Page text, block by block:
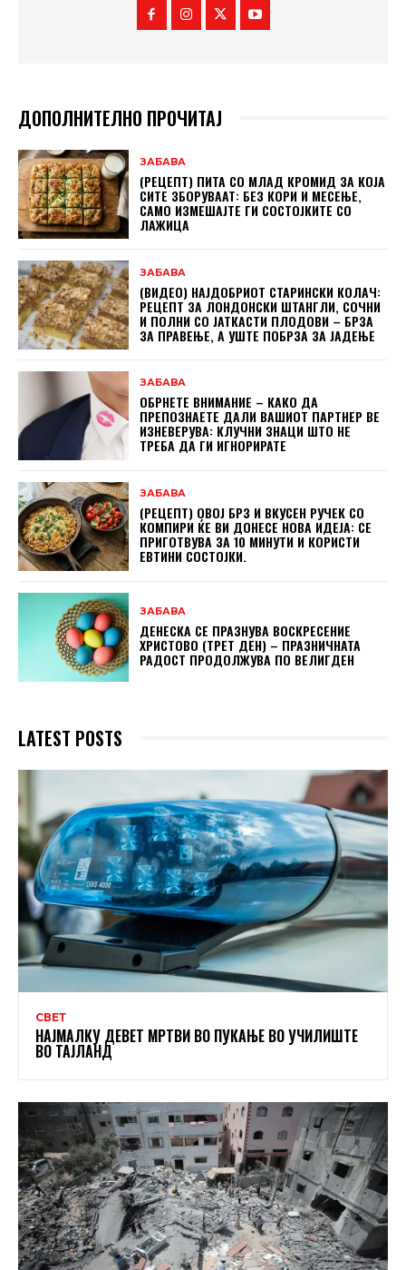
ДОПОЛНИТЕЛНО ПРОЧИТАЈ
ЗАБАВА
(РЕЦЕПТ) ПИТА СО МЛАД КРОМИД ЗА КОЈА
СИТЕ ЗБОРУВААТ: БЕЗ КОРИ И МЕСЕЊЕ,
САМО ИЗМЕШАЈТЕ ГИ СОСТОЈКИТЕ СО
ЛАЖИЦА
ЗАБАВА
(ВИДЕО) НАЈДОБРИОТ СТАРИНСКИ КОЛАЧ:
РЕЦЕПТ ЗА ЛОНДОНСКИ ШТАНГЛИ, СОЧНИ
И ПОЛНИ СО ЈАТКАСТИ ПЛОДОВИ – БРЗА
ЗА ПРАВЕЊЕ, А УШТЕ ПОБРЗА ЗА ЈАДЕЊЕ
ЗАБАВА
ОБРНЕТЕ ВНИМАНИЕ – КАКО ДА
ПРЕПОЗНАЕТЕ ДАЛИ ВАШИОТ ПАРТНЕР ВЕ
ИЗНЕВЕРУВА: КЛУЧНИ ЗНАЦИ ШТО НЕ
ТРЕБА ДА ГИ ИГНОРИРАТЕ
ЗАБАВА
(РЕЦЕПТ) ОВОЈ БРЗ И ВКУСЕН РУЧЕК СО
КОМПИРИ ЌЕ ВИ ДОНЕСЕ НОВА ИДЕЈА: СЕ
ПРИГОТВУВА ЗА 10 МИНУТИ И КОРИСТИ
ЕВТИНИ СОСТОЈКИ.
ЗАБАВА
ДЕНЕСКА СЕ ПРАЗНУВА ВОСКРЕСЕНИЕ
ХРИСТОВО (ТРЕТ ДЕН) – ПРАЗНИЧНАТА
РАДОСТ ПРОДОЛЖУВА ПО ВЕЛИГДЕН
LATEST POSTS
СВЕТ
НАЈМАЛКУ ДЕВЕТ МРТВИ ВО ПУКАЊЕ ВО УЧИЛИШТЕ
ВО ТАЈЛАНД